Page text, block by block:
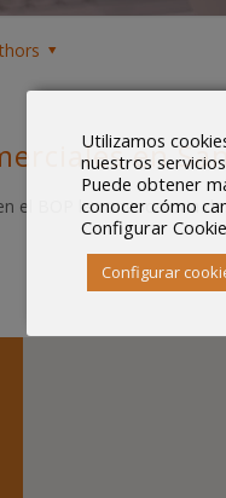
en
el BOP la convocatoria
Utilizamos
nuestros
Puede obtener
conocer cómo
Configurar
Configurar